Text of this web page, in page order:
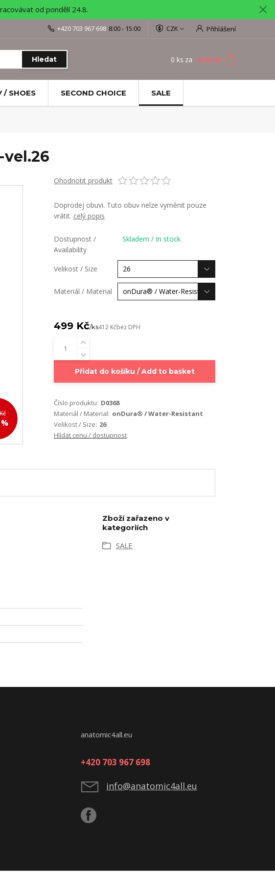
od pondělí 24.8.
CZK Přihlášení
Hledat
+420 703 967 698 8:00 - 15:00
0 ks za 0,00 Kč
/ SHOES SECOND CHOICE SALE
vel.26
Ohodnotit produkt
Doprodej obuvi. Tuto obuv nelze vyměnit pouze
vrátit. celý popis
Dostupnost /
Availability
Skladem / In stock
Velikost / Size
Materiál / Material
499 Kč/ks412 Kčbez DPH
Přidat do košíku / Add to basket
Číslo produktu: D0368
Materiál / Material: onDura® / Water-Resistant
Velikost / Size: 26
Hlídat cenu / dostupnost
Zboží zařazeno v
kategoriích
SALE
anatomic4all.eu
+420 703 967 698
info@anatomic4all.eu